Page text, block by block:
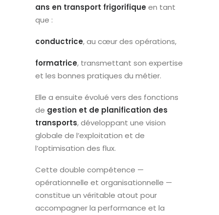
ans en transport frigorifique en tant
que :
conductrice, au cœur des opérations,
formatrice, transmettant son expertise
et les bonnes pratiques du métier.
Elle a ensuite évolué vers des fonctions
de gestion et de planification des
transports, développant une vision
globale de l’exploitation et de
l’optimisation des flux.
Cette double compétence —
opérationnelle et organisationnelle —
constitue un véritable atout pour
accompagner la performance et la